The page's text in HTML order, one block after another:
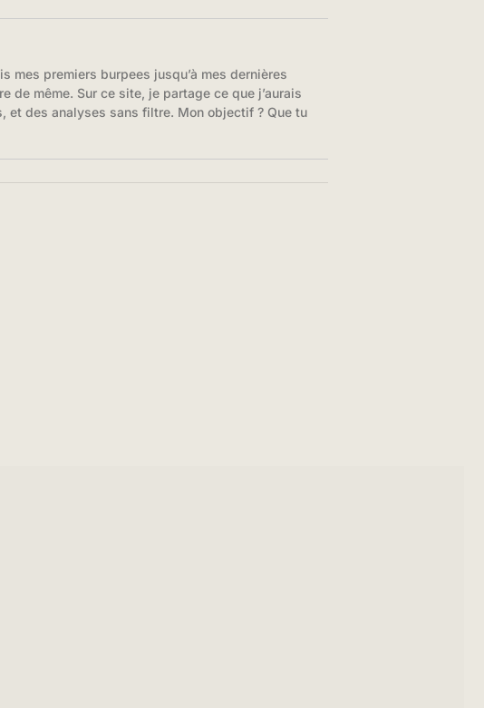
mes premiers burpees jusqu’à mes dernières
même. Sur ce site, je partage ce que j’aurais
et des analyses sans filtre. Mon objectif ? Que tu